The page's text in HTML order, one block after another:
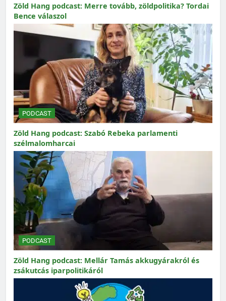
Zöld Hang podcast: Merre tovább, zöldpolitika? Tordai
Bence válaszol
PODCAST
Zöld Hang podcast: Szabó Rebeka parlamenti
szélmalomharcai
PODCAST
Zöld Hang podcast: Mellár Tamás akkugyárakról és
zsákutcás iparpolitikáról